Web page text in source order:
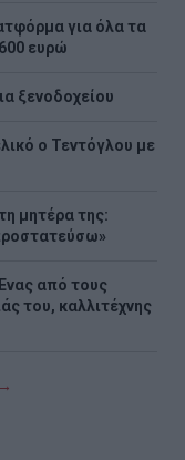
για όλα τα
ευρώ
ξενοδοχείου
ο Τεντόγλου με
μητέρα της:
από τους
του, καλλιτέχνης